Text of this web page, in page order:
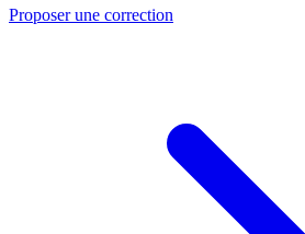
Proposer une correction